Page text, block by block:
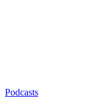
Podcasts